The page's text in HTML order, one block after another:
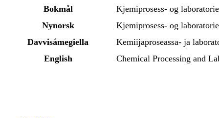
Bokmål
Kjemiprosess- og
Nynorsk
Kjemiprosess- og
Davvisámegiella
Kemiijaproseassa- ja
English
Chemical Processing and